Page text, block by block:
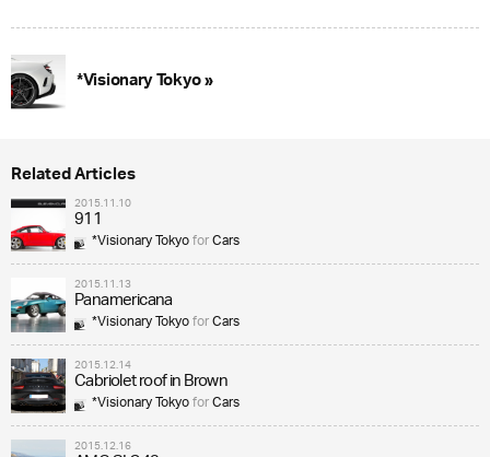
*Visionary Tokyo »
Related Articles
2015.11.10
911
*Visionary TokyoforCars
2015.11.13
Panamericana
*Visionary TokyoforCars
2015.12.14
Cabriolet roof in Brown
*Visionary TokyoforCars
2015.12.16